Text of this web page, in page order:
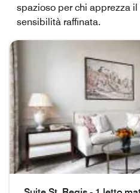
spazioso per chi apprezza
sensibilità raffinata.